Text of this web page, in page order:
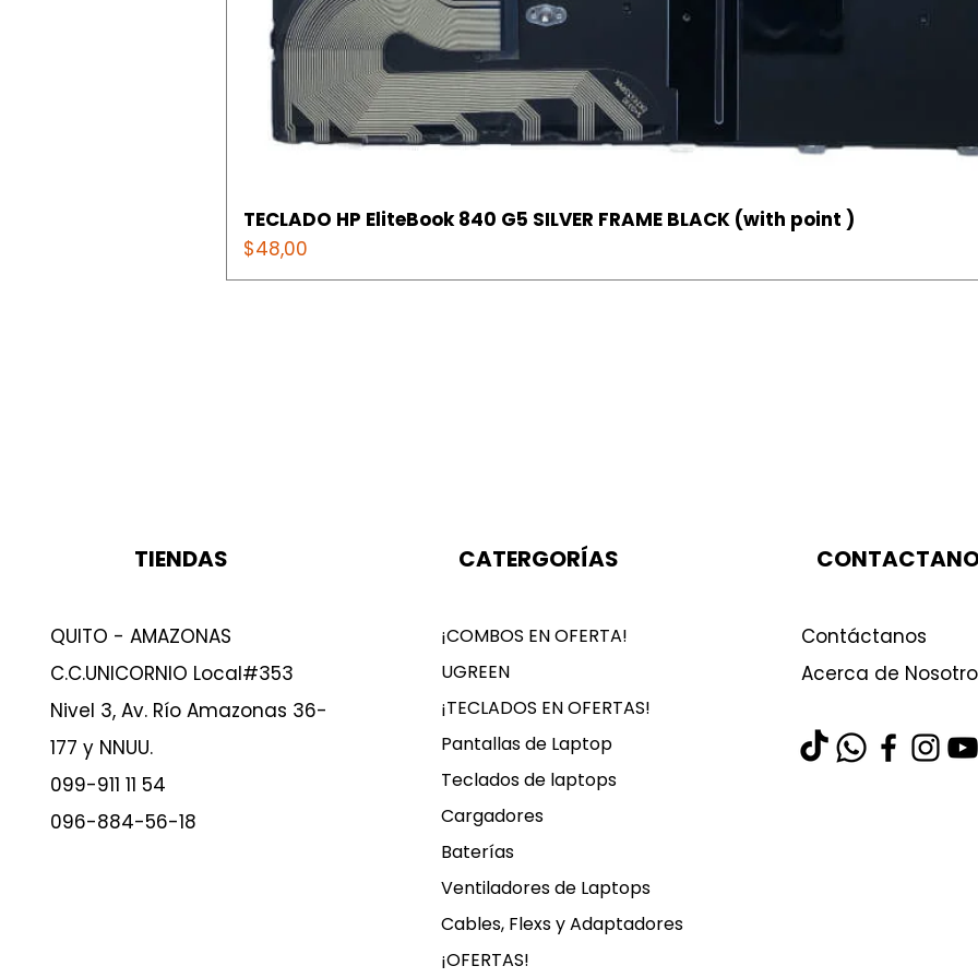
TECLADO HP EliteBook 840 G5 SILVER FRAME BLACK (with point )
Precio
$48,00
TIENDAS
QUITO - AMAZONAS
C.C.UNICORNIO Local#353
Nivel 3, Av. Río Amazonas 36-
177 y NNUU.
099-911 11 54
096-884-56-18
CATERGORÍAS
¡COMBOS EN OFERTA!
UGREEN
¡TECLADOS EN OFERTAS!
Pantallas de Laptop
Teclados de laptops
Cargadores
Baterías
Ventiladores de Laptops
Cables, Flexs y Adaptadores
¡OFERTAS!
Contáctanos
Acerca de